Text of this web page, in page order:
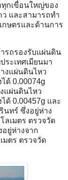
กเขื่อนใหญ่ของ
และสามารถทำ
กษตรและด้านการ
รถรองรับแผ่นดิน
ระเทศเมียนมา
งแผ่นดินไหว
ด้ 0.00074g
แผ่นดินไหว
ด้ 0.00457g และ
นทร์ ซึ่งอยู่ห่าง
เมตร ตรวจวัด
อยู่ห่างจาก
มตร ตรวจวัด